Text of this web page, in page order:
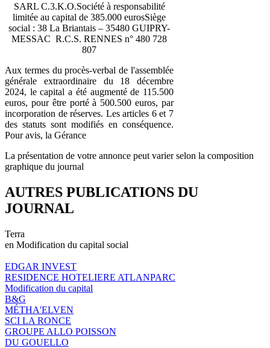
SARL C.3.K.O.Société à responsabilité
limitée au capital de 385.000 eurosSiège
social : 38 La Briantais – 35480 GUIPRY-
MESSAC R.C.S. RENNES n° 480 728
807
Aux termes du procès-verbal de l'assemblée
générale extraordinaire du 18 décembre
2024, le capital a été augmenté de 115.500
euros, pour être porté à 500.500 euros, par
incorporation de réserves. Les articles 6 et 7
des statuts sont modifiés en conséquence.
Pour avis, la Gérance
La présentation de votre annonce peut varier selon la composition
graphique du journal
AUTRES PUBLICATIONS DU
JOURNAL
Terra
en Modification du capital social
EDGAR INVEST
RESIDENCE HOTELIERE ATLANPARC
Modification du capital
B&G
MÉTHA'ELVEN
SCI LA RONCE
GROUPE ALLO POISSON
DU GOUELLO